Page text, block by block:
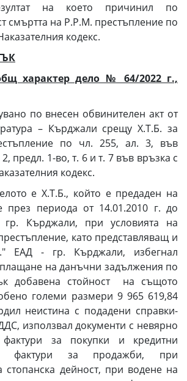
на което причинил по
смъртта на Р.Р.М. престъпление по
кодекс.
характер дело № 64/2022 г.,
по внесен обвинителен акт от
– Кърджали срещу Х.Т.Б. за
по чл. 255, ал. 3, във
предл. 1-во, т. 6 и т. 7 във връзка с
кодекс.
е Х.Т.Б., който е предаден на
през периода от 14.01.2010 г. до
гр. Кърджали, при условията на
като представляващ и
ЕАД - гр. Кърджали, избегнал
на данъчни задължения по
добавена стойност на същото
големи размери 9 965 619,84
неистина с подадени справки-
използвал документи с невярно
за покупки и кредитни
фактури за продажби, при
стопанска дейност, при водене на